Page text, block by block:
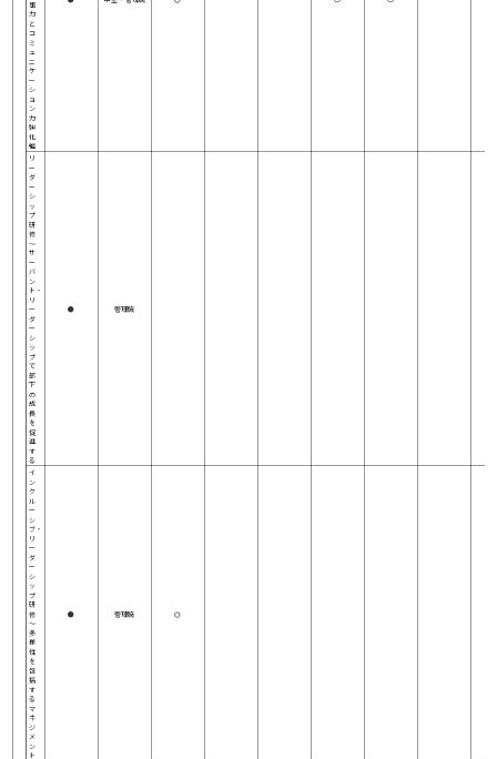
事
力
と
コ
ミ
ュ
ニ
ケ
ー
シ
ョ
ン
力
強
化
編
リ
ー
ダ
ー
シ
ッ
プ
研
修
～
サ
ー
バ
ン
ト・
リ
ー
ダ
ー
シ
ッ
プ
で
部
下
の
成
長
を
促
進
す
る
● 管理職
イ
ン
ク
ル
ー
シ
ブ・
リ
ー
ダ
ー
シ
ッ
プ
研
修
～
多
様
性
を
包
括
す
る
マ
ネ
ジ
メ
ン
ト
● 管理職 ◎